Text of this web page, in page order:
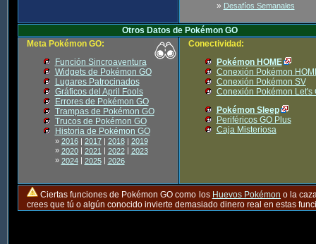
» Desafíos Semanales
Otros Datos de Pokémon GO
Meta Pokémon GO:
Función Sincroaventura
Widgets de Pokémon GO
Lugares Patrocinados
Gráficos del April Fools
Errores de Pokémon GO
Trampas de Pokémon GO
Trucos de Pokémon GO
Historia de Pokémon GO
» 2016| 2017| 2018| 2019
» 2020| 2021| 2022| 2023
» 2024| 2025| 2026
Conectividad:
Pokémon HOME
Conexión Pokémon
Conexión Pokémon SV
Conexión Pokémon Let's
Pokémon Sleep
Periféricos GO Plus
Caja Misteriosa
Ciertas funciones de Pokémon GO como los Huevos Pokémon o la
crees que tú o algún conocido invierte demasiado dinero real en estas